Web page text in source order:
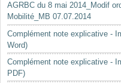
AGRBC du 8 mai 2014_Modif
Mobilité_MB 07.07.2014
Complément note explicative -
Word)
Complément note explicative -
PDF)